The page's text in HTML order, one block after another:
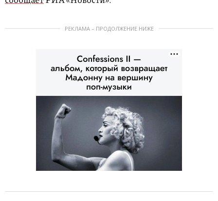
РЕКЛАМА – ПРОДОЛЖЕНИЕ НИЖЕ